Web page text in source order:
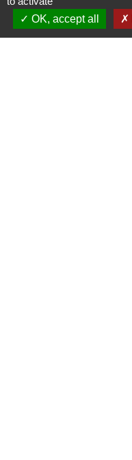
Business France
OK, accept all